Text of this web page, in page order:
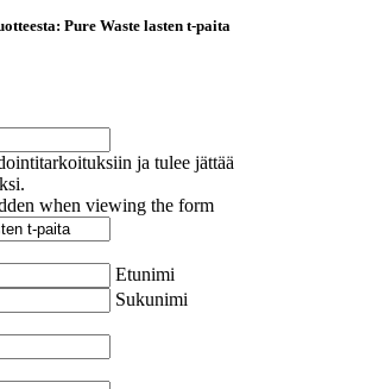
Pure Waste lasten t-paita
ja tulee jättää
when viewing the form
Etunimi
Sukunimi